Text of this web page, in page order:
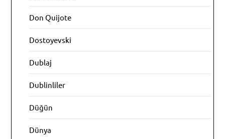
Don Quijote
Dostoyevski
Dublaj
Dublinliler
Düğün
Dünya